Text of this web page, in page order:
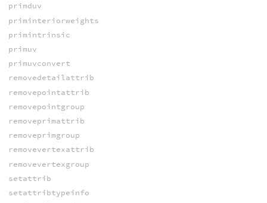
primduv
priminteriorweights
primintrinsic
primuv
primuvconvert
removedetailattrib
removepointattrib
removepointgroup
removeprimattrib
removeprimgroup
removevertexattrib
removevertexgroup
setattrib
setattribtypeinfo